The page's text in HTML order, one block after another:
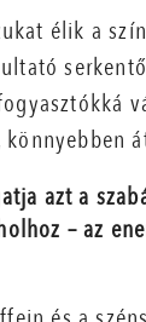
élik a
könnyebben
azt a
– az